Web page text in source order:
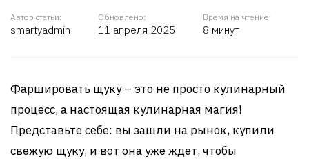
Автор статьи:
smartyadmin
Обновлено:
11 апреля 2025
Время на чтение:
8 минут
Фаршировать щуку – это не просто кулинарный
процесс, а настоящая кулинарная магия!
Представьте себе: вы зашли на рынок, купили
свежую щуку, и вот она уже ждет, чтобы